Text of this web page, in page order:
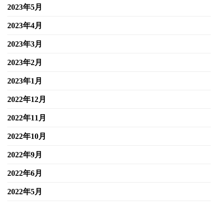
2023年5月
2023年4月
2023年3月
2023年2月
2023年1月
2022年12月
2022年11月
2022年10月
2022年9月
2022年6月
2022年5月